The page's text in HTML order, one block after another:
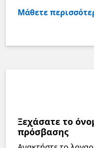
Μάθετε
Ξεχάσατε το
πρόσβασης